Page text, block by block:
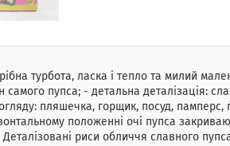
турбота, ласка і тепло та милий
пупса; - детальна деталізація:
пляшечка, горщик, посуд, памперс,
положенні очі пупса
риси обличчя славного